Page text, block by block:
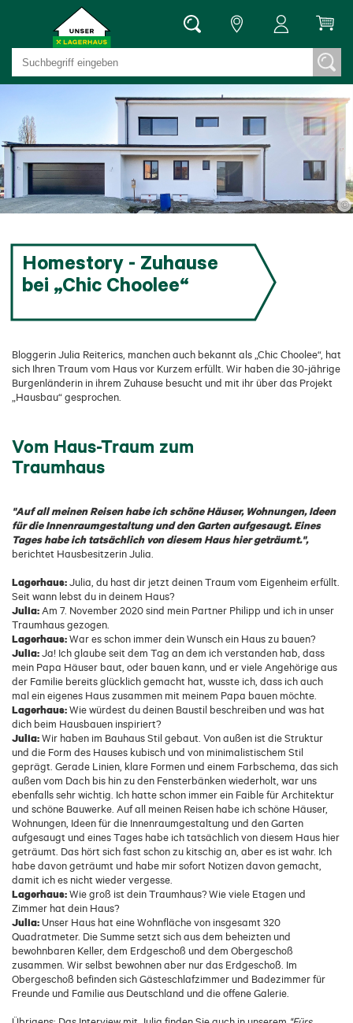
©
Homestory - Zuhause
bei „Chic Choolee“
Bloggerin Julia Reiterics, manchen auch bekannt als „Chic Choolee“, hat
sich Ihren Traum vom Haus vor Kurzem erfüllt. Wir haben die 30-jährige
Burgenländerin in ihrem Zuhause besucht und mit ihr über das Projekt
„Hausbau“ gesprochen.
Vom Haus-Traum zum
Traumhaus
"Auf all meinen Reisen habe ich schöne Häuser, Wohnungen, Ideen
für die Innenraumgestaltung und den Garten aufgesaugt. Eines
Tages habe ich tatsächlich von diesem Haus hier geträumt.",
berichtet Hausbesitzerin Julia.
Lagerhaus:Julia, du hast dir jetzt deinen Traum vom Eigenheim erfüllt.
Seit wann lebst du in deinem Haus?
Julia:Am 7. November 2020 sind mein Partner Philipp und ich in unser
Traumhaus gezogen.
Lagerhaus:War es schon immer dein Wunsch ein Haus zu bauen?
Julia:Ja! Ich glaube seit dem Tag an dem ich verstanden hab, dass
mein Papa Häuser baut, oder bauen kann, und er viele Angehörige aus
der Familie bereits glücklich gemacht hat, wusste ich, dass ich auch
mal ein eigenes Haus zusammen mit meinem Papa bauen möchte.
Lagerhaus:Wie würdest du deinen Baustil beschreiben und was hat
dich beim Hausbauen inspiriert?
Julia:Wir haben im Bauhaus Stil gebaut. Von außen ist die Struktur
und die Form des Hauses kubisch und von minimalistischem Stil
geprägt. Gerade Linien, klare Formen und einem Farbschema, das sich
außen vom Dach bis hin zu den Fensterbänken wiederholt, war uns
ebenfalls sehr wichtig. Ich hatte schon immer ein Faible für Architektur
und schöne Bauwerke. Auf all meinen Reisen habe ich schöne Häuser,
Wohnungen, Ideen für die Innenraumgestaltung und den Garten
aufgesaugt und eines Tages habe ich tatsächlich von diesem Haus hier
geträumt. Das hört sich fast schon zu kitschig an, aber es ist wahr. Ich
habe davon geträumt und habe mir sofort Notizen davon gemacht,
damit ich es nicht wieder vergesse.
Lagerhaus:Wie groß ist dein Traumhaus? Wie viele Etagen und
Zimmer hat dein Haus?
Julia: Unser Haus hat eine Wohnfläche von insgesamt 320
Quadratmeter. Die Summe setzt sich aus dem beheizten und
bewohnbaren Keller, dem Erdgeschoß und dem Obergeschoß
zusammen. Wir selbst bewohnen aber nur das Erdgeschoß. Im
Obergeschoß befinden sich Gästeschlafzimmer und Badezimmer für
Freunde und Familie aus Deutschland und die offene Galerie.